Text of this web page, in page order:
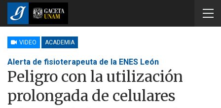
VIDEO ACADEMIA
Alerta de fisioterapeuta de la ENES León
Peligro con la utilización
prolongada de celulares